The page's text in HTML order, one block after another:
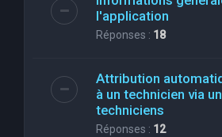
l'application
Réponses : 18
Attribution
à un technicien via
techniciens
Réponses : 12